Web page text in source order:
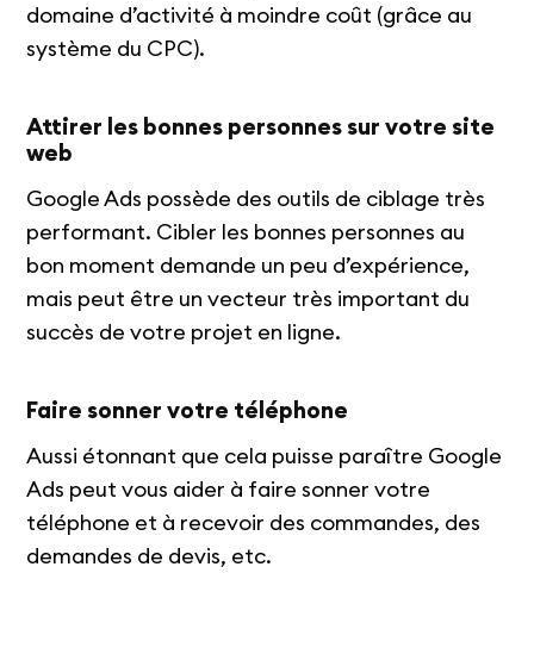
domaine d’activité à moindre coût (grâce au
système du CPC).
Attirer les bonnes personnes sur votre site
web
Google Ads possède des outils de ciblage très
performant. Cibler les bonnes personnes au
bon moment demande un peu d’expérience,
mais peut être un vecteur très important du
succès de votre projet en ligne.
Faire sonner votre téléphone
Aussi étonnant que cela puisse paraître Google
Ads peut vous aider à faire sonner votre
téléphone et à recevoir des commandes, des
demandes de devis, etc.